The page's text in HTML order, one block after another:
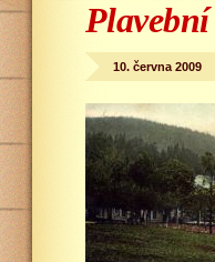
10. června 2009